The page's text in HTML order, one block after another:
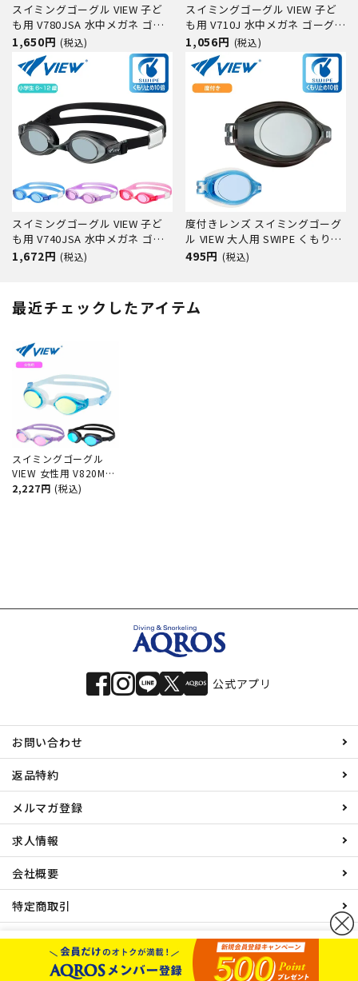
スイミングゴーグル VIEW 子ど
も用 V780JSA 水中メガネ ゴー
グル 水中眼鏡 スイミング プー
ル 競泳 水泳 ジム フィットネス
スイムゴーグル
1,650円 (税込)
スイミングゴーグル VIEW 子ど
も用 V710J 水中メガネ ゴーグル
水中眼鏡 スイミング プール 競
泳 水泳 ジム フィットネス スイ
ムゴーグル
1,056円 (税込)
スイミングゴーグル VIEW 子ど
も用 V740JSA 水中メガネ ゴー
グル 水中眼鏡 スイミング プー
1,672円 (税込)
度付きレンズ スイミングゴーグ
ル VIEW 大人用 SWIPE くもり止
め VC581SA 水中メガネ ゴーグ
イムゴーグル
495円 (税込)
最近チェックしたアイテム
スイミングゴーグル
VIEW 女性用 V820MR
水中メガネ ゴーグル
2,227円 (税込)
公式アプリ
お問い合わせ
返品特約
メルマガ登録
求人情報
会社概要
特定商取引
プライバシーポリシー
© 有限会社エイチアイディ All rights reserved.
カートボタンへ移動